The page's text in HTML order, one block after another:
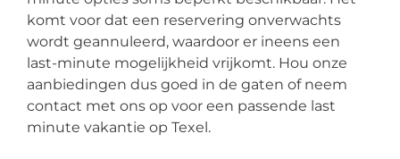
komt voor dat een reservering onverwachts
wordt geannuleerd, waardoor er ineens een
last-minute mogelijkheid vrijkomt. Hou onze
aanbiedingen dus goed in de gaten of neem
contact met ons op voor een passende last
minute vakantie op Texel.